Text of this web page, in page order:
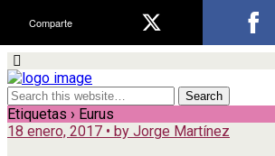
Etiquetas › Eurus
18 enero, 2017 • by Jorge Martínez
Comparte